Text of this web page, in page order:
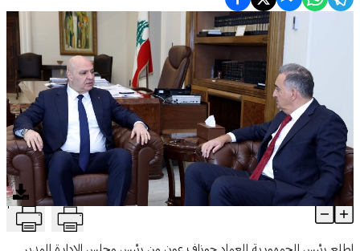
ثقافة ومجتمع
منوعات
وليد جنبلاط
عون اطلع على أوضاع مؤسسة كهرباء لبنان من حايك وبحث في حقوقT
Article Content